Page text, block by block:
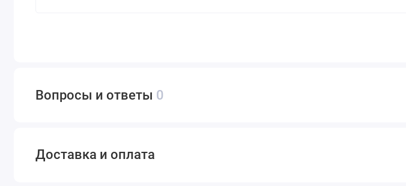
Вопросы и ответы 0
Доставка и оплата